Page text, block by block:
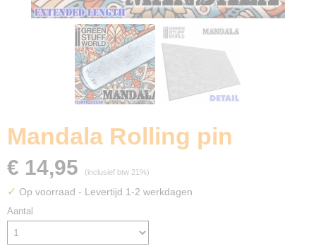
Mandala Rolling pin
€ 14,95 (inclusief btw 21%)
✓ Op voorraad - Levertijd 1-2 werkdagen
Aantal